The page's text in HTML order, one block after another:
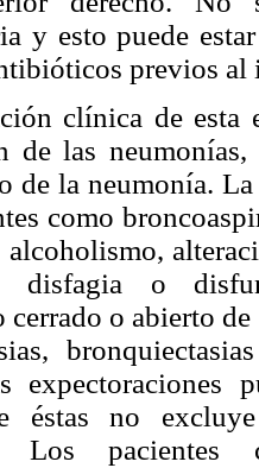
y esto puede
previos
clínica de esta
de las
de la neumonía.
como
alcoholismo,
disfagia o
cerrado o abierto
éstas no
Los pacientes